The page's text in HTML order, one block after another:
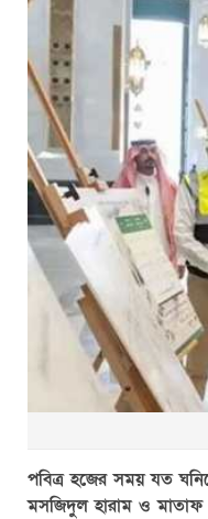
পবিত্র হজের সময় যত
মসজিদুল হারাম ও মাতাফ